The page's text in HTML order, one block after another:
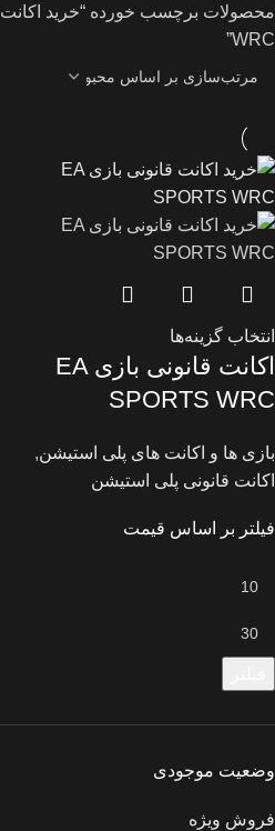
فیلتر بر اساس قیمت
وضعیت موجودی
فروش ویژه
WRC”
انتخاب گزینه‌ها
اکانت قانونی بازی EA
SPORTS WRC
بازی ها و اکانت های پلی استیشن,
اکانت قانونی پلی استیشن